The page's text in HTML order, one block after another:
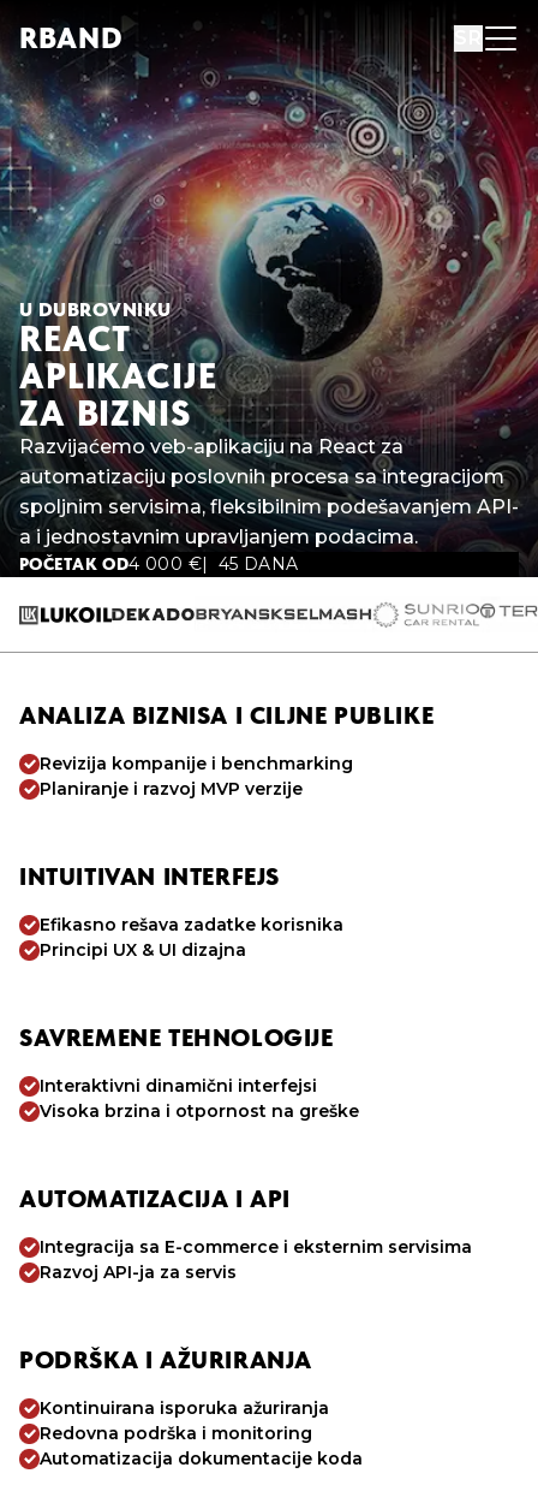
RBAND
REACT
APLIKACIJE
ZA BIZNIS
U DUBROVNIKU
Razvijaćemo veb-aplikaciju na React za
automatizaciju poslovnih procesa sa integracijom
spoljnim servisima, fleksibilnim podešavanjem API-
a i jednostavnim upravljanjem podacima.
POČETAK OD4 000 € 45 DANA
ANALIZA BIZNISA I CILJNE PUBLIKE
Revizija kompanije i benchmarking
Planiranje i razvoj MVP verzije
INTUITIVAN INTERFEJS
Efikasno rešava zadatke korisnika
Principi UX & UI dizajna
SAVREMENE TEHNOLOGIJE
Interaktivni dinamični interfejsi
Visoka brzina i otpornost na greške
AUTOMATIZACIJA I API
Integracija sa E-commerce i eksternim servisima
Razvoj API-ja za servis
PODRŠKA I AŽURIRANJA
Kontinuirana isporuka ažuriranja
Redovna podrška i monitoring
Automatizacija dokumentacije koda